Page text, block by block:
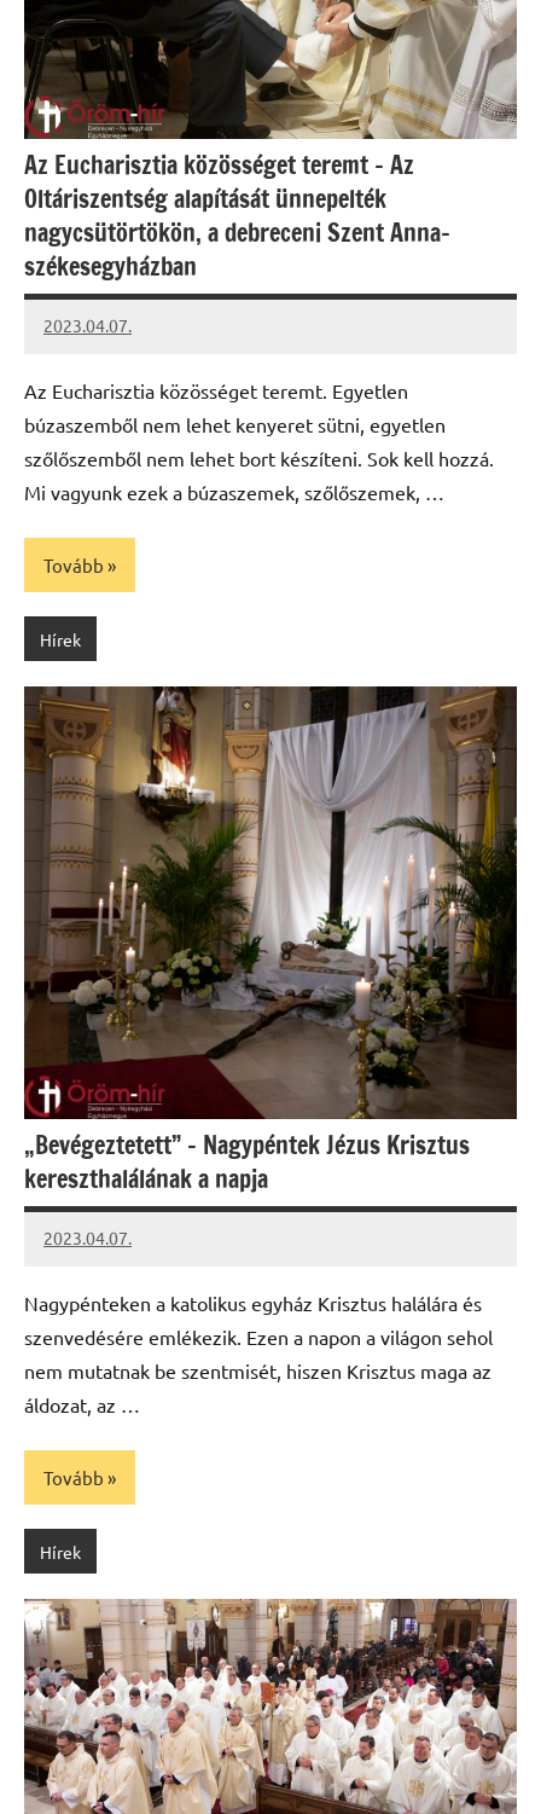
Az Eucharisztia közösséget teremt – Az
Oltáriszentség alapítását ünnepelték
nagycsütörtökön, a debreceni Szent Anna-
székesegyházban
2023.04.07.
kovacs.agi
Az Eucharisztia közösséget teremt. Egyetlen
búzaszemből nem lehet kenyeret sütni, egyetlen
szőlőszemből nem lehet bort készíteni. Sok kell hozzá.
Mi vagyunk ezek a búzaszemek, szőlőszemek, …
Tovább
Hírek
„Bevégeztetett” – Nagypéntek Jézus Krisztus
kereszthalálának a napja
2023.04.07.
kovacs.agi
Nagypénteken a katolikus egyház Krisztus halálára és
szenvedésére emlékezik. Ezen a napon a világon sehol
nem mutatnak be szentmisét, hiszen Krisztus maga az
áldozat, az …
Tovább
Hírek